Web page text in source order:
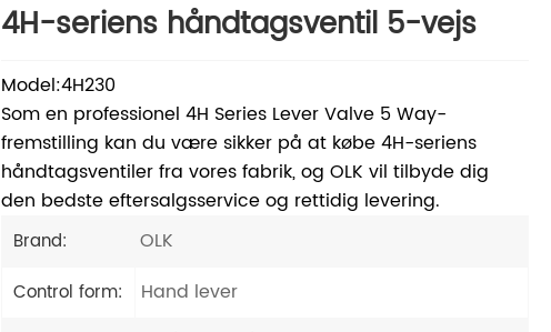
4H-seriens håndtagsventil 5-vejs
Model:4H230
Som en professionel 4H Series Lever Valve 5 Way-
fremstilling kan du være sikker på at købe 4H-seriens
håndtagsventiler fra vores fabrik, og OLK vil tilbyde dig
den bedste eftersalgsservice og rettidig levering.
Brand: OLK
Control form: Hand lever